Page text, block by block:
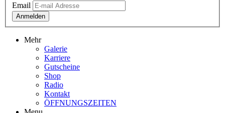
Email
Anmelden
Mehr
Galerie
Karriere
Gutscheine
Shop
Radio
Kontakt
ÖFFNUNGSZEITEN